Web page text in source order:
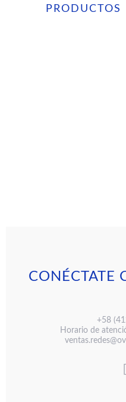
CONÉCTATE
+58
Horario de